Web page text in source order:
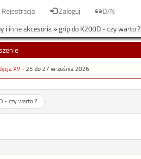
Rejestracja Zaloguj
D/N
i inne akcesoria»grip do K200D - czy warto ?
XV -25 do 27 września 2026
- czy warto ?